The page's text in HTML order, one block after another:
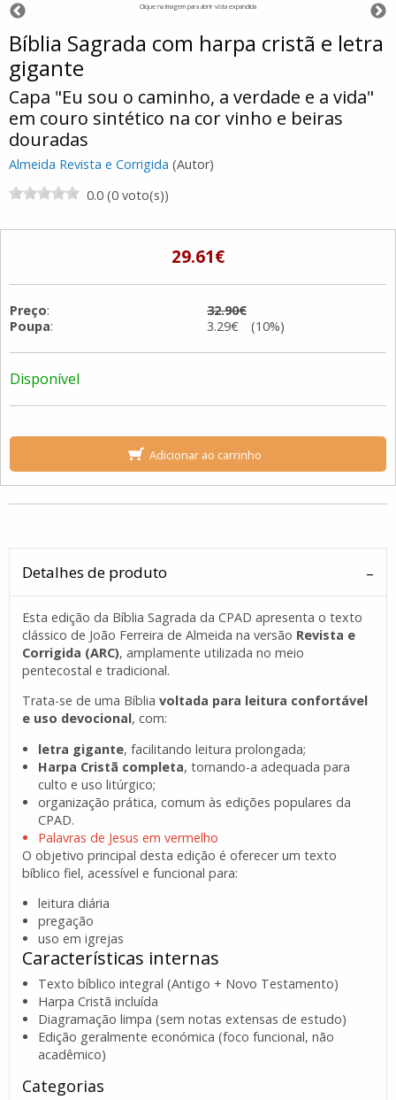
Clique na imagem para abrir vista expandida
Bíblia Sagrada com harpa cristã e letra
gigante
Capa "Eu sou o caminho, a verdade e a vida"
em couro sintético na cor vinho e beiras
douradas
Almeida Revista e Corrigida (Autor)
0.0 (0 voto(s))
29.61€
Preço:
32.90€
Poupa: 3.29€ (10%)
Disponível
Adicionar ao carrinho
Detalhes de produto
Esta edição da Bíblia Sagrada da CPAD apresenta o texto
clássico de João Ferreira de Almeida na versão Revista e
Corrigida (ARC), amplamente utilizada no meio
pentecostal e tradicional.
Trata-se de uma Bíbliavoltada para leitura confortável
e uso devocional, com:
letra gigante, facilitando leitura prolongada;
Harpa Cristã completa, tornando-a adequada para
culto e uso litúrgico;
organização prática, comum às edições populares da
CPAD.
Palavras de Jesus em vermelho
O objetivo principal desta edição é oferecer um texto
bíblico fiel, acessível e funcional para:
leitura diária
pregação
uso em igrejas
Características internas
Texto bíblico integral (Antigo + Novo Testamento)
Harpa Cristã incluída
Diagramação limpa (sem notas extensas de estudo)
Edição geralmente económica (foco funcional, não
acadêmico)
Categorias